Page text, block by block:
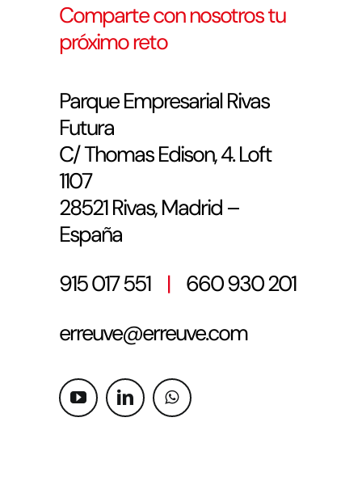
Comparte con nosotros tu
próximo reto
Parque Empresarial Rivas
Futura
C/ Thomas Edison, 4. Loft
1107
28521 Rivas, Madrid –
España
915 017 551 |660 930 201
erreuve@erreuve.com